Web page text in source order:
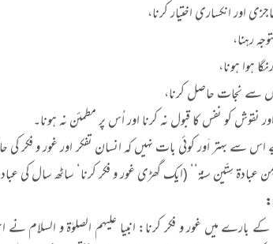
سے بہتر اَور کوئی بات نہیں کہ انسان تفکر اور غور و
عبادۃ سِتّین سنۃ‘‘ (ایک گھڑی غور و فکر کرنا‘ ساٹھ سال کی
کے بارے میں غور و فکر کرنا: انبیا علیہم الصلوٰۃ و